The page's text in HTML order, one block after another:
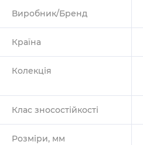
Виробник/Бренд
Країна
Колекція
Клас зносостійкості
Розміри, мм